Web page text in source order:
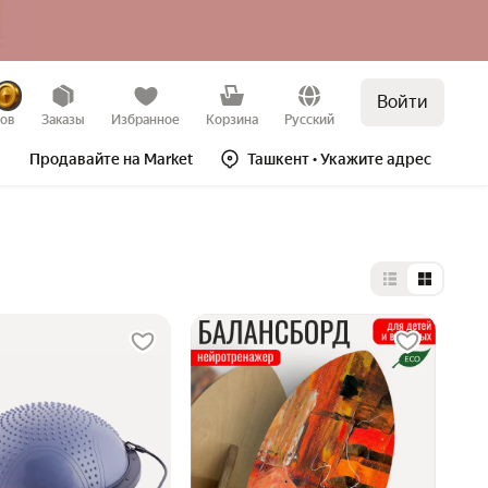
Заказы Избранное Корзина Русский
Войти
Продавайте на Market Ташкент• Укажите адрес
Выбор типа